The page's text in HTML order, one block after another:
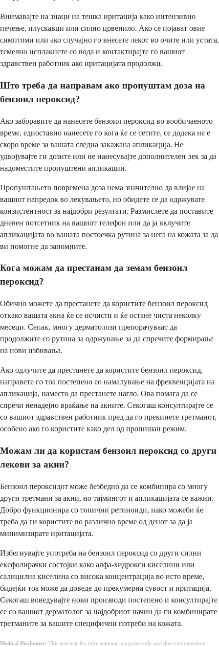
Внимавајте на знаци на тешка иритација како интензивно
печење, плускавци или силно црвенило. Ако се појават овие
симптоми или ако случајно го внесете лекот во очите или устата,
темелно исплакнете со вода и контактирајте го вашиот
здравствен работник ако иритацијата продолжи.
Што треба да направам ако пропуштам доза на
бензоил пероксид?
Ако заборавите да нанесете бензоил пероксид во вообичаеното
време, едноставно нанесете го кога ќе се сетите, се додека не е
скоро време за вашата следна закажана апликација. Не
удвојувајте ги дозите или не нанесувајте дополнителен лек за да
надоместите пропуштени апликации.
Пропуштањето повремена доза нема значително да влијае на
вашиот напредок во лекувањето, но обидете се да одржувате
конзистентност за најдобри резултати. Размислете да поставите
дневен потсетник на вашиот телефон или да ја вклучите
апликацијата во вашата постоечка рутина за нега на кожата за да
ви помогне да запомните.
Кога можам да престанам да земам бензоил
пероксид?
Обично можете да престанете да користите бензоил пероксид
откако вашата акна ќе се исчисти и ќе остане чиста неколку
месеци. Сепак, многу дерматолози препорачуваат да
продолжите со рутина за одржување за да спречите формирање
на нови избивања.
Ако одлучите да престанете да користите бензоил пероксид,
направете го тоа постепено со намалување на фреквенцијата на
апликација, наместо да престанете нагло. Ова помага да се
спречи ненадејно враќање на акните. Секогаш консултирајте се
со вашиот здравствен работник пред да го прекинете третманот,
особено ако го користите како дел од пропишан режим.
Можам ли да користам бензоил пероксид со други
лекови за акни?
Бензоил пероксидот може безбедно да се комбинира со многу
други третмани за акни, но тајмингот и апликацијата се важни.
Добро функционира со топични ретиноиди, иако можеби ќе
треба да ги користите во различно време од денот за да ја
минимизирате иритацијата.
Избегнувајте употреба на бензоил пероксид со други силни
ексфолирачки состојки како алфа-хидрокси киселини или
салицилна киселина со висока концентрација во исто време,
бидејќи тоа може да доведе до прекумерна сувост и иритација.
Секогаш воведувајте нови производи постепено и консултирајте
се со вашиот дерматолог за најдобриот начин да ги комбинирате
третманите за вашите специфични потреби на кожата.
Medical Disclaimer: This article is for informational purposes only and does not constitute